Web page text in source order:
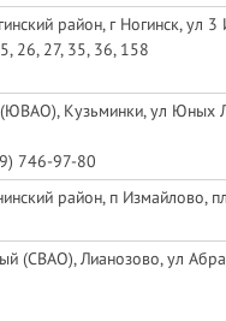
район, г Ногинск, ул
26, 27, 35, 36, 158
Кузьминки, ул Юных
746-97-80
район, п Измайлово,
(СВАО), Лианозово, ул